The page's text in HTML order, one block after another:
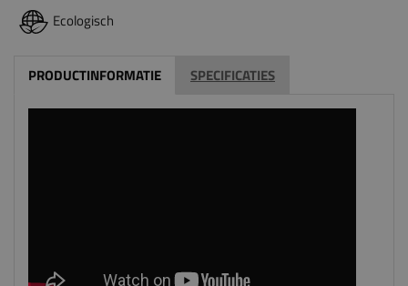
Ecologisch
PRODUCTINFORMATIE SPECIFICATIES